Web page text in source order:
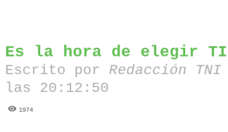
Es la hora de elegir
Escrito por Redacción
las 20:12:50
1974